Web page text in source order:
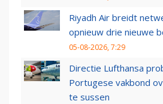
Riyadh Air breidt
opnieuw drie nieuwe
05-08-2026, 7:29
Directie Lufthansa
Portugese vakbond
te sussen